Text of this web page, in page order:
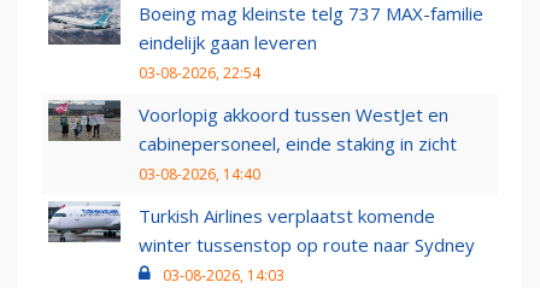
Boeing mag kleinste telg 737 MAX-familie
eindelijk gaan leveren
03-08-2026, 22:54
Voorlopig akkoord tussen WestJet en
cabinepersoneel, einde staking in zicht
03-08-2026, 14:40
Turkish Airlines verplaatst komende
winter tussenstop op route naar Sydney
03-08-2026, 14:03